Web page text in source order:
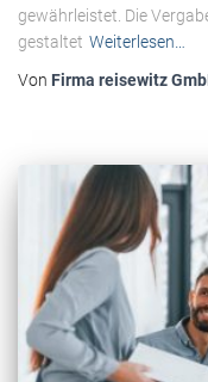
gewährleistet. Die
gestaltet Weiterlesen…
Von Firma reisewitz